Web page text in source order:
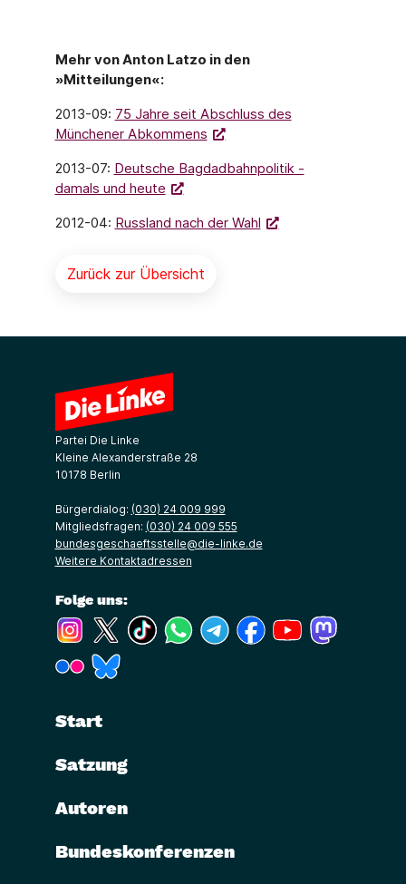
Mehr von Anton Latzo in den
»Mitteilungen«:
2013-09: 75 Jahre seit Abschluss des
Münchener Abkommens
2013-07: Deutsche Bagdadbahnpolitik -
damals und heute
2012-04: Russland nach der Wahl
Zurück zur Übersicht
Partei Die Linke
Kleine Alexanderstraße 28
10178 Berlin
Bürgerdialog: (030) 24 009 999
Mitgliedsfragen: (030) 24 009 555
bundesgeschaeftsstelle@die-linke.de
Weitere Kontaktadressen
Folge uns:
(Link öffnet ein neues Fenster)
(Link öffnet ein neues Fenster)
(Link öffnet ein neues Fenster)
(Link öffnet ein neues Fenster)
(Link öffnet ein neues Fenster)
(Link öffnet ein neues
(Link öffnet ein
(Link öffnet ein neues Fenster)
Start
Satzung
Autoren
Bundeskonferenzen